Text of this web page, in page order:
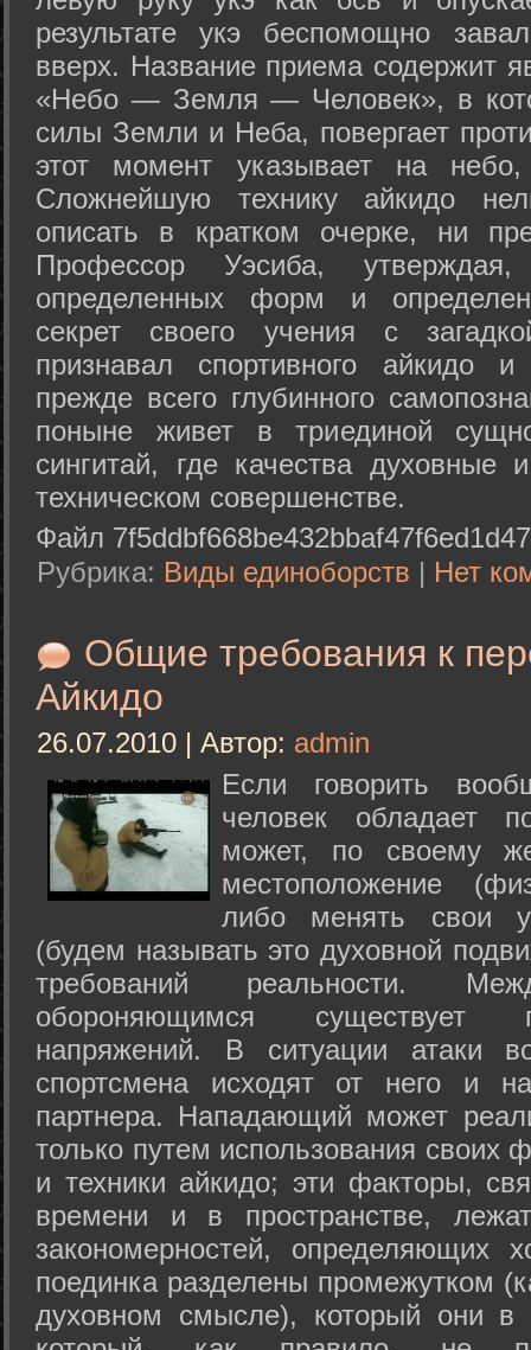
результате укэ беспомощно
вверх. Название приема содержит
«Небо — Земля — Человек», в
силы Земли и Неба, повергает
этот момент указывает на
Сложнейшую технику айкидо
описать в кратком очерке, ни
Профессор Уэсиба,
определенных форм и
секрет своего учения с
признавал спортивного айкидо
прежде всего глубинного
поныне живет в триединой
сингитай, где качества духовные
техническом совершенстве.
Файл
Рубрика: Виды единоборств | Нет
Общие требования к
Айкидо
26.07.2010 | Автор: admin
Если говорить
человек обладает
может, по своему
местоположение
либо менять свои
(будем называть это духовной
требований реальности.
обороняющимся существует
напряжений. В ситуации атаки
спортсмена исходят от него и
партнера. Нападающий может
только путем использования своих
и техники айкидо; эти факторы,
времени и в пространстве,
закономерностей, определяющих
поединка разделены промежутком
духовном смысле), который они в